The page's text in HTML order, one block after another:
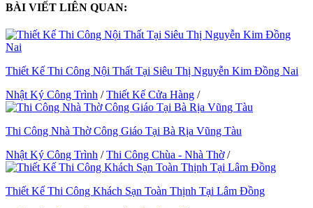
BÀI VIẾT LIÊN QUAN:
Thiết Kế Thi Công Nội Thất Tại Siêu Thị Nguyễn Kim Đồng Nai
Nhật Ký Công Trình /Thiết Kế Cửa Hàng /
Thi Công Nhà Thờ Công Giáo Tại Bà Rịa Vũng Tàu
Nhật Ký Công Trình /Thi Công Chùa - Nhà Thờ/
Thiết Kế Thi Công Khách Sạn Toàn Thịnh Tại Lâm Đồng